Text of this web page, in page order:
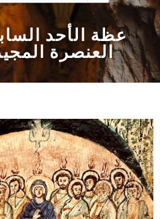
عظة الأحد
العنصرة المجيدة